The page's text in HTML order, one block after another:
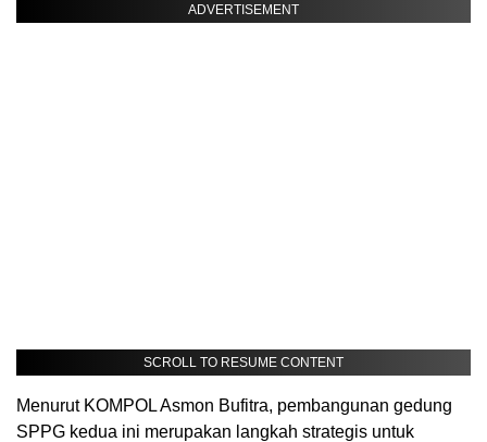
ADVERTISEMENT
SCROLL TO RESUME CONTENT
Menurut KOMPOL Asmon Bufitra, pembangunan gedung
SPPG kedua ini merupakan langkah strategis untuk